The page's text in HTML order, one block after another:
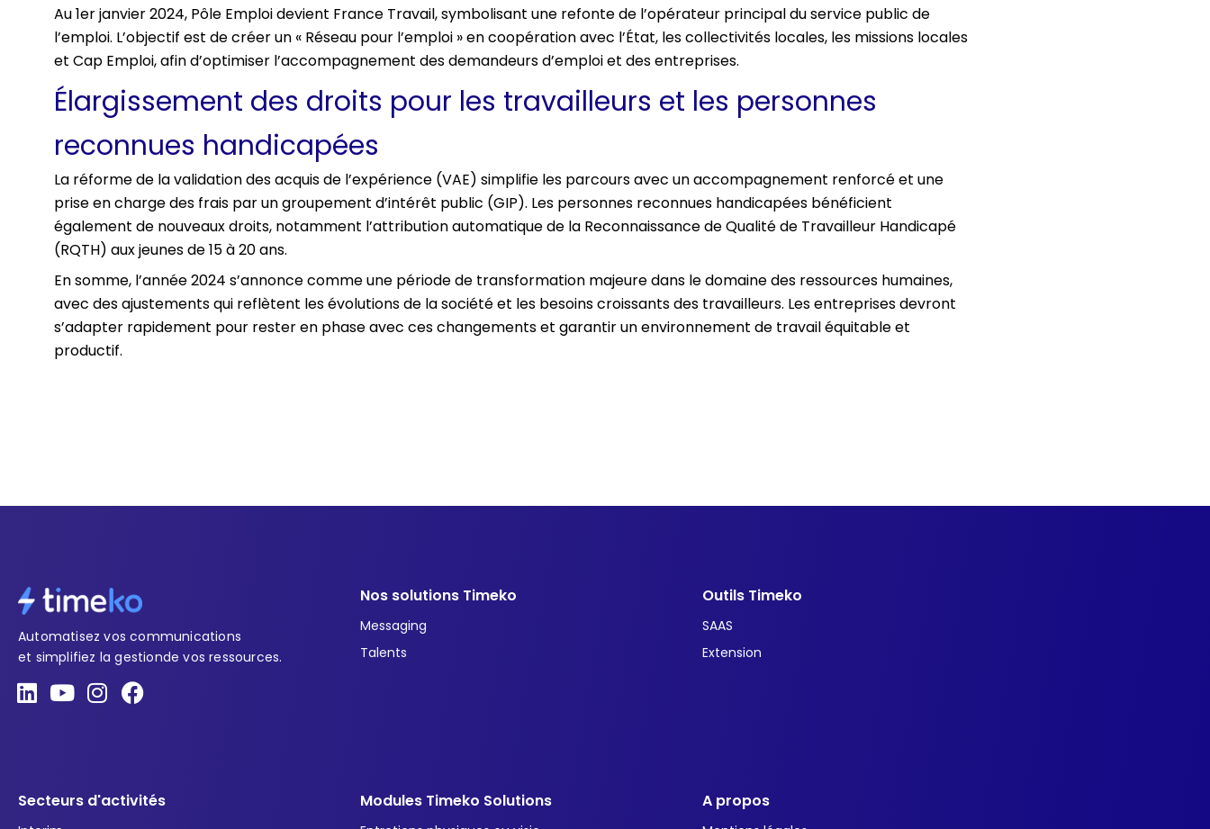
Au 1er janvier 2024, Pôle Emploi devient France Travail, symbolisant une refonte de l’opérateur principal du service public de
l’emploi. L’objectif est de créer un « Réseau pour l’emploi » en coopération avec l’État, les collectivités locales, les missions locales
et Cap Emploi, afin d’optimiser l’accompagnement des demandeurs d’emploi et des entreprises.
Élargissement des droits pour les travailleurs et les personnes
reconnues handicapées
La réforme de la validation des acquis de l’expérience (VAE) simplifie les parcours avec un accompagnement renforcé et une
prise en charge des frais par un groupement d’intérêt public (GIP). Les personnes reconnues handicapées bénéficient
également de nouveaux droits, notamment l’attribution automatique de la Reconnaissance de Qualité de Travailleur Handicapé
(RQTH) aux jeunes de 15 à 20 ans.
En somme, l’année 2024 s’annonce comme une période de transformation majeure dans le domaine des ressources humaines,
avec des ajustements qui reflètent les évolutions de la société et les besoins croissants des travailleurs. Les entreprises devront
s’adapter rapidement pour rester en phase avec ces changements et garantir un environnement de travail équitable et
productif.
Automatisez vos communications
et simplifiez la gestionde vos ressources.
L
i
d
Y
o
b
I
n
g
F
a
o
Nos solutions Timeko
Messaging
Talents
Outils Timeko
SAAS
Extension
Secteurs d'activités Modules Timeko Solutions A propos